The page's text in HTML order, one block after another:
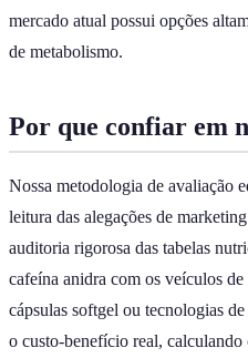
mercado atual possui opções
de metabolismo.
Por que confiar em
Nossa metodologia de avaliação
leitura das alegações de
auditoria rigorosa das tabelas
cafeína anidra com os veículos
cápsulas softgel ou tecnologias
o custo-benefício real,